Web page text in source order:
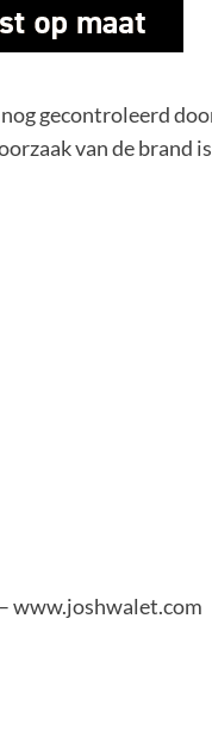
gecontroleerd
van de brand
www.joshwalet.com